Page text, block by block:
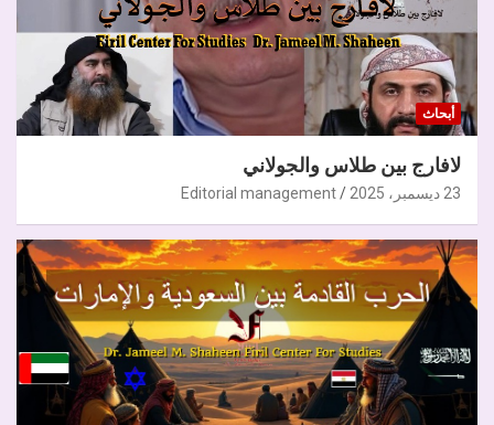
أبحاث
لافارج بين طلاس والجولاني
23 ديسمبر، 2025 Editorial management